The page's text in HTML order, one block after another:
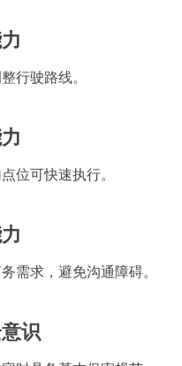
行驶路线。
位可快速执行。
需求，避免沟通障碍。
识